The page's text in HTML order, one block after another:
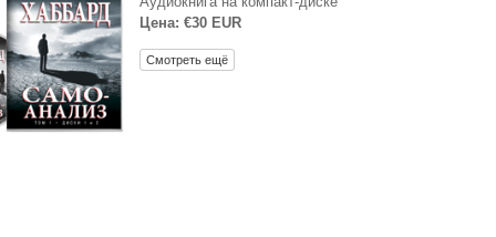
Цена: €30 EUR
Смотреть ещё